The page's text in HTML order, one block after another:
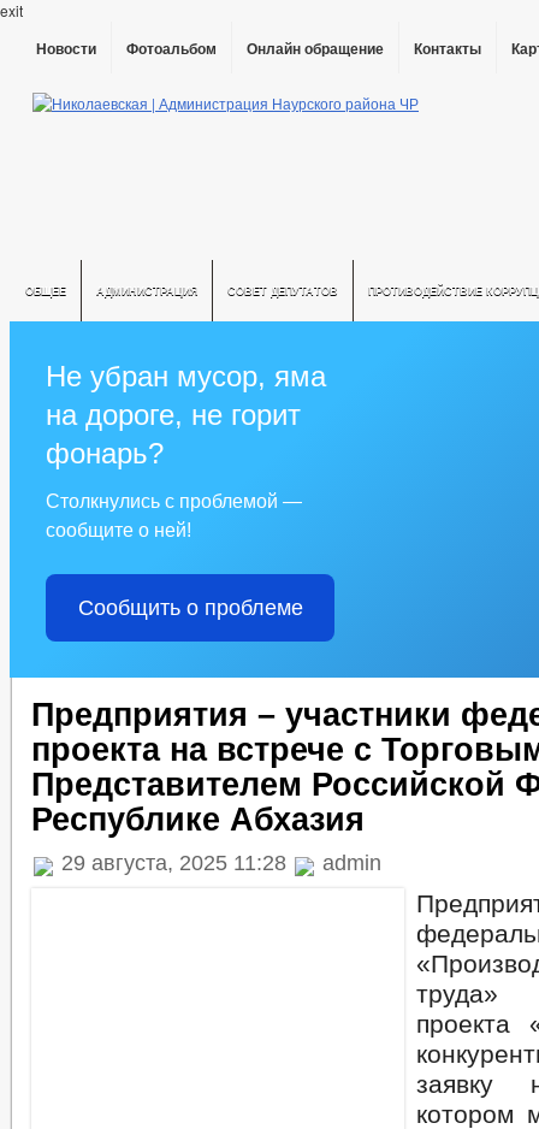
exit
Новости Фотоальбом Онлайн обращение Контакты
ОБЩЕЕ АДМИНИСТРАЦИЯ СОВЕТ ДЕПУТАТОВ ПРОТИВОДЕЙСТВИЕ
Не убран мусор, яма
на дороге, не горит
фонарь?
Столкнулись с проблемой —
сообщите о ней!
Сообщить о проблеме
Предприятия – участники
проекта на встрече с
Представителем Российской
Республике Абхазия
29 августа, 2025 11:28 admin
труда»
проекта
заявку
котором